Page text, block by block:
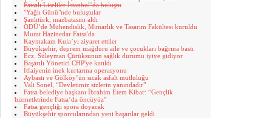
Fatsalı Liseliler İstanbul’da buluştu
"Yağlı Günü"nde buluştular
Şanlıtürk, mazbatasını aldı
ODÜ’de Mühendislik, Mimarlık ve Tasarım Fakültesi kuruldu
Murat Hazinedar Fatsa'da
Kaymakam Kula’yı ziyaret ettiler
Büyükşehir, deprem mağduru aile ve çocukları bağrına bastı
Ecz. Süleyman Çürüksunun sağlık durumu iyiye gidiyor
Başarılı Yönetici CHP'ye katıldı
İtfaiyenin inek kurtarma operasyonu
Aybastı ve Gölköy’ün sıcak asfalt mutluluğu
Vali Sonel, “Devletimiz sizlerin yanındadır”
Fatsa belediye başkanı İbrahim Etem Kibar: “Gençlik
hizmetlerinde Fatsa’da öncüyüz”
Fatsa gençliği spora doyacak
Büyükşehir sporcularından yeni başarılar geldi